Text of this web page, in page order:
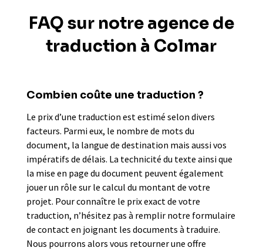
FAQ sur notre agence de
traduction à Colmar
Combien coûte une traduction ?
Le prix d’une traduction est estimé selon divers
facteurs. Parmi eux, le nombre de mots du
document, la langue de destination mais aussi vos
impératifs de délais. La technicité du texte ainsi que
la mise en page du document peuvent également
jouer un rôle sur le calcul du montant de votre
projet. Pour connaître le prix exact de votre
traduction, n’hésitez pas à remplir notre formulaire
de contact en joignant les documents à traduire.
Nous pourrons alors vous retourner une offre